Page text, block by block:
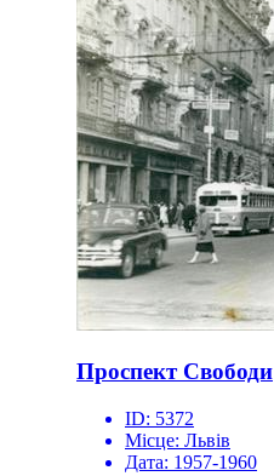
Проспект Свободи
ID: 5372
Місце: Львів
Дата: 1957-1960